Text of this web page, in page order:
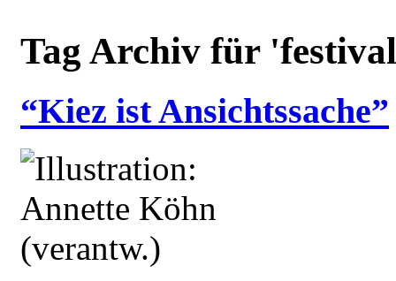
Tag Archiv für
“Kiez ist Ansichtssache”